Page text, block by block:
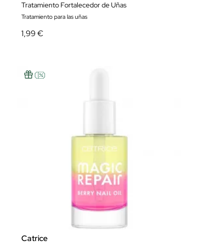
Tratamiento Fortalecedor de Uñas
Tratamiento para las uñas
1,99 €
Catrice